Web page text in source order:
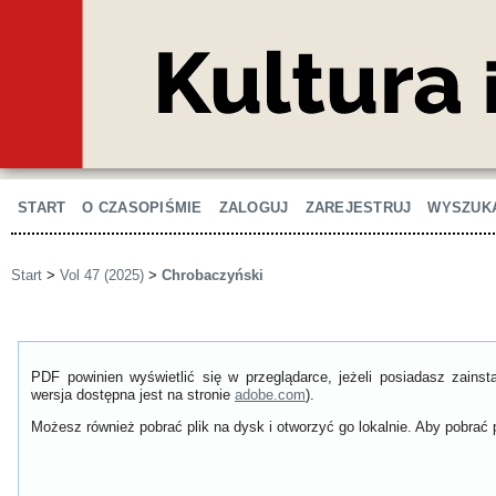
START O CZASOPIŚMIE ZALOGUJ ZAREJESTRUJ
Start > Vol 47 (2025) > Chrobaczyński
PDF powinien wyświetlić się w przeglądarce, jeżeli posiadasz
wersja dostępna jest na stronie adobe.com).
Możesz również pobrać plik na dysk i otworzyć go lokalnie. Aby